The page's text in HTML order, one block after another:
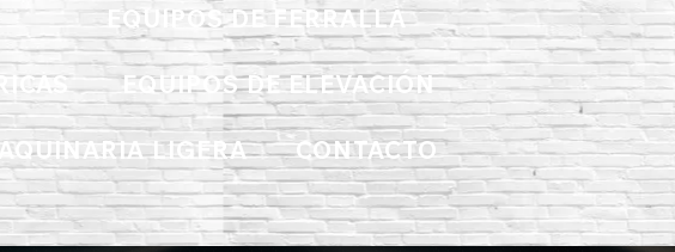
EQUIPOS DE FERRALLA
EQUIPOS DE ELEVACIÓN
LIGERA CONTACTO